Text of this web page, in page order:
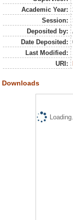
Academic Year:
Session:
Deposited by:
Date Deposited:
Last Modified:
URI:
Downloads
Loading...